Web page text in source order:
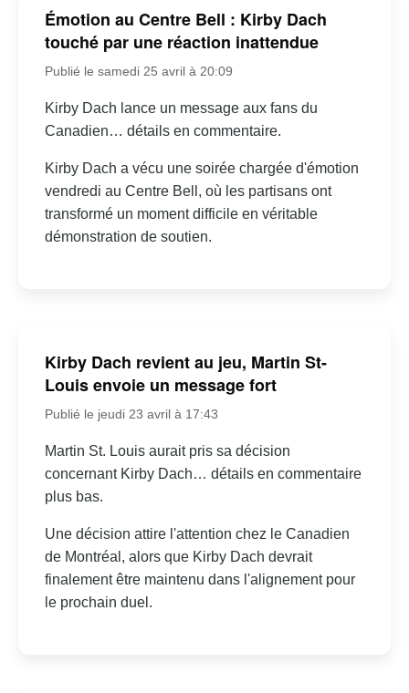
Émotion au Centre Bell : Kirby Dach
touché par une réaction inattendue
Publié le samedi 25 avril à 20:09
Kirby Dach lance un message aux fans du
Canadien… détails en commentaire.
Kirby Dach a vécu une soirée chargée d'émotion
vendredi au Centre Bell, où les partisans ont
transformé un moment difficile en véritable
démonstration de soutien.
Kirby Dach revient au jeu, Martin St-
Louis envoie un message fort
Publié le jeudi 23 avril à 17:43
Martin St. Louis aurait pris sa décision
concernant Kirby Dach… détails en commentaire
plus bas.
Une décision attire l'attention chez le Canadien
de Montréal, alors que Kirby Dach devrait
finalement être maintenu dans l'alignement pour
le prochain duel.